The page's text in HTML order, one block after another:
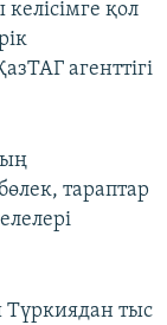
қол
агенттігі
тараптар
Түркиядан тыс